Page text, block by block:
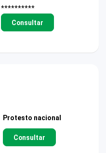
**********
Consultar
Protesto nacional
Consultar